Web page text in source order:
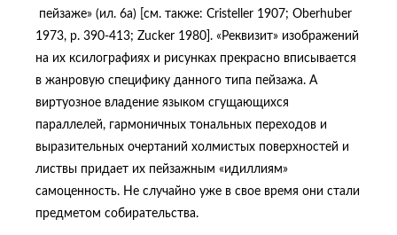
пейзаже» (ил. 6а) [см. также: Сristeller 1907; Oberhuber
1973, p. 390-413; Zucker 1980]. «Реквизит» изображений
на их ксилографиях и рисунках прекрасно вписывается
в жанровую специфику данного типа пейзажа. А
виртуозное владение языком сгущающихся
параллелей, гармоничных тональных переходов и
выразительных очертаний холмистых поверхностей и
листвы придает их пейзажным «идиллиям»
самоценность. Не случайно уже в свое время они стали
предметом собирательства.